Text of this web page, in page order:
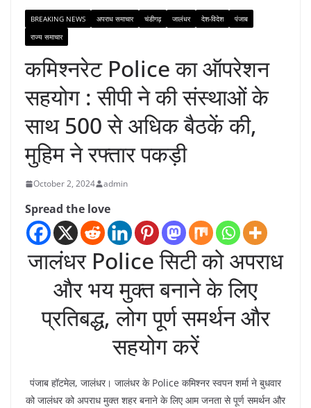
BREAKING NEWS अपराध समाचार चंडीगढ़ जालंधर देश-विदेश
पंजाब
राज्य समाचार
कमिश्नरेट Police का ऑपरेशन
सहयोग : सीपी ने की संस्थाओं के
साथ 500 से अधिक बैठकें की,
मुहिम ने रफ्तार पकड़ी
October 2, 2024 admin
Spread the love
जालंधर Police सिटी को अपराध
और भय मुक्त बनाने के लिए
प्रतिबद्ध, लोग पूर्ण समर्थन और
सहयोग करें
पंजाब हॉटमेल, जालंधर। जालंधर के Police कमिश्नर स्वपन शर्मा ने बुधवार
को जालंधर को अपराध मुक्त शहर बनाने के लिए आम जनता से पूर्ण समर्थन और